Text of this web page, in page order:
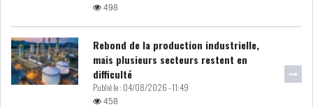
TRANSITION VERTE AU
MAGHREB : ENTRE OPPO...
498
Rebond de la production industrielle,
mais plusieurs secteurs restent en
difficulté
Publié le : 04/08/2026 - 11:49
458